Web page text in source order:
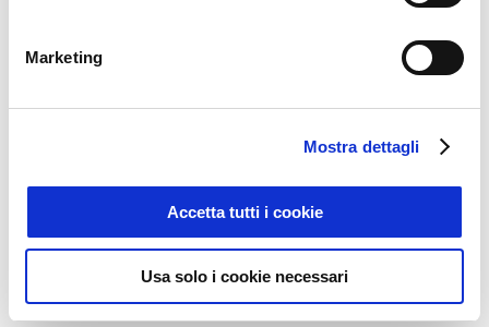
Marketing
Mostra dettagli
Accetta tutti i cookie
Usa solo i cookie necessari
Campagna Digitale:
normativo a